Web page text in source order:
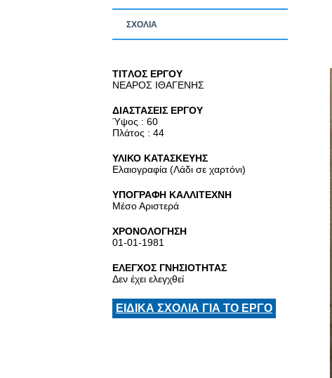
ΣΧΟΛΙΑ
TITΛΟΣ ΕΡΓΟΥ
ΝΕΑΡΟΣ ΙΘΑΓΕΝΗΣ
ΔΙΑΣΤΑΣΕΙΣ ΕΡΓΟΥ
Ύψος : 60
Πλάτος : 44
ΥΛΙΚΟ ΚΑΤΑΣΚΕΥΗΣ
Ελαιογραφία (Λάδι σε χαρτόνι)
ΥΠΟΓΡΑΦΗ ΚΑΛΛΙΤΕΧΝΗ
Μέσο Αριστερά
ΧΡΟΝΟΛΟΓΗΣΗ
01-01-1981
ΕΛΕΓΧΟΣ ΓΝΗΣΙΟΤΗΤΑΣ
Δεν έχει ελεγχθεί
ΕΙΔΙΚΑ ΣΧΟΛΙΑ ΓΙΑ ΤΟ ΕΡΓΟ